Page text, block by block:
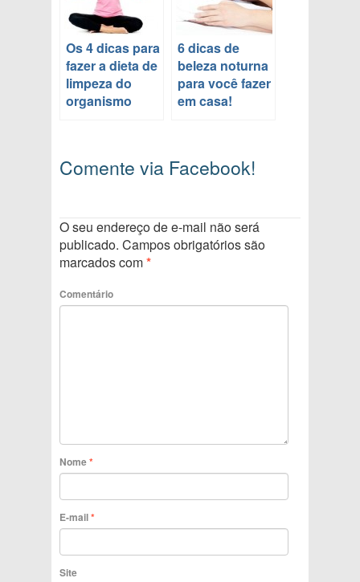
Os 4 dicas para
fazer a dieta de
limpeza do
organismo
6 dicas de
beleza noturna
para você fazer
em casa!
Comente via Facebook!
O seu endereço de e-mail não será
publicado. Campos obrigatórios são
marcados com*
Comentário
Nome*
E-mail*
Site